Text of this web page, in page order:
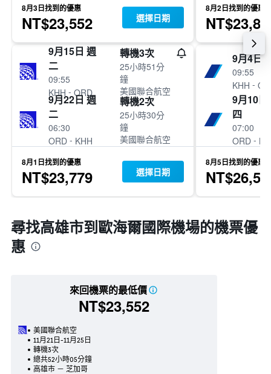
8月3日找到的優惠
NT$23,552 選擇日期
9月15日 週
二
09:55
KHH - ORD
轉機3次
25小時51分
鐘
美國聯合航空
9月22日 週
二
06:30
ORD - KHH
轉機2次
25小時30分
鐘
美國聯合航空
8月1日找到的優惠
NT$23,779 選擇日期
8月2日找到的優惠
9月4日
09:55
KHH -
9月10日
四
07:00
ORD -
8月5日找到的優惠
尋找高雄市到歐海爾國際機場的機票優
惠
來回機票的最低價
NT$23,552
美國聯合航空
11月21日-11月25日
轉機3次
總共52小時05分鐘
高雄市 － 芝加哥